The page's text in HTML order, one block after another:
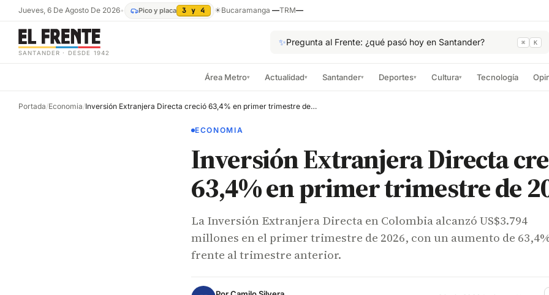
Jueves, 6 De Agosto De 2026• Pico y placa 3 y 4 ☀Bucaramanga —TRM—
SANTANDER · DESDE 1942
✨Pregunta al Frente: ¿qué pasó hoy en Santander? ⌘ K
Área Metro▾ Actualidad▾ Santander▾ Deportes▾ Cultura▾ Tecnología
Portada/Economia/ Inversión Extranjera Directa creció 63,4% en primer trimestre de 2026
ECONOMIA
Inversión Extranjera Directa
63,4% en primer trimestre de
La Inversión Extranjera Directa en Colombia alcanzó US$3.794
millones en el primer trimestre de 2026, con un aumento de
frente al trimestre anterior.